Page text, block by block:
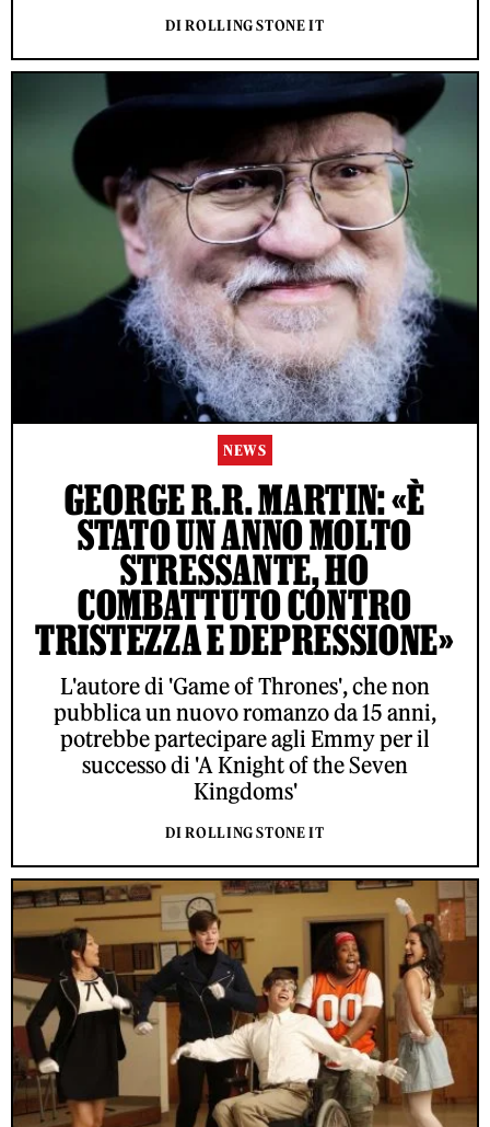
DI ROLLING STONE IT
NEWS
GEORGE R.R. MARTIN: «È
STATO UN ANNO MOLTO
STRESSANTE, HO
COMBATTUTO CONTRO
TRISTEZZA E DEPRESSIONE»
L'autore di 'Game of Thrones', che non
pubblica un nuovo romanzo da 15 anni,
potrebbe partecipare agli Emmy per il
successo di 'A Knight of the Seven
Kingdoms'
DI ROLLING STONE IT